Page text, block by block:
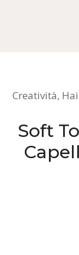
Creatività,
Soft